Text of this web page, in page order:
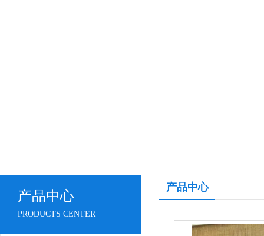
产品中心
PRODUCTS CENTER
产品中心